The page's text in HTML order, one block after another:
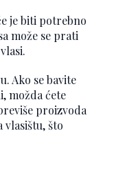
je biti potrebno
može se prati
Ako se bavite
možda ćete
proizvoda
vlasištu, što